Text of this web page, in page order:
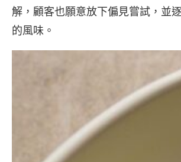
解，顧客也願意放下偏見嘗試，並
的風味。